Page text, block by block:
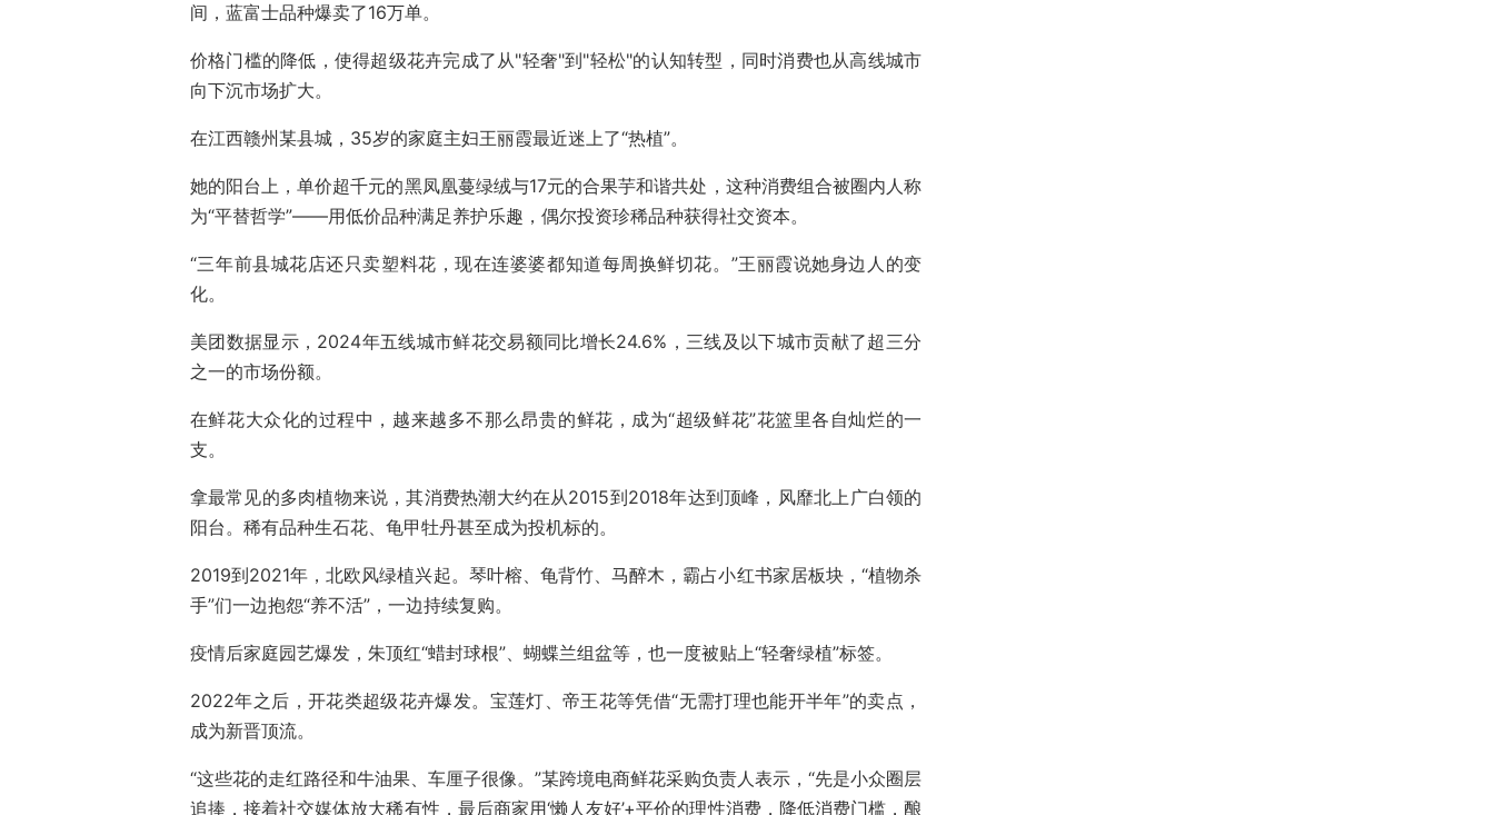
间，蓝富士品种爆卖了16万单。
价格门槛的降低，使得超级花卉完成了从"轻奢"到"轻松"的认知转型，同时消费也从高线城市
向下沉市场扩大。
在江西赣州某县城，35岁的家庭主妇王丽霞最近迷上了“热植”。
她的阳台上，单价超千元的黑凤凰蔓绿绒与17元的合果芋和谐共处，这种消费组合被圈内人称
为“平替哲学”——用低价品种满足养护乐趣，偶尔投资珍稀品种获得社交资本。
“三年前县城花店还只卖塑料花，现在连婆婆都知道每周换鲜切花。”王丽霞说她身边人的变
化。
美团数据显示，2024年五线城市鲜花交易额同比增长24.6%，三线及以下城市贡献了超三分
之一的市场份额。
在鲜花大众化的过程中，越来越多不那么昂贵的鲜花，成为“超级鲜花”花篮里各自灿烂的一
支。
拿最常见的多肉植物来说，其消费热潮大约在从2015到2018年‌达到顶峰，风靡北上广白领的
阳台。稀有品种生石花、龟甲牡丹甚至成为投机标的。
‌2019到2021年，北欧风绿植兴起。琴叶榕、龟背竹、马醉木，霸占小红书家居板块，“植物杀
手”们一边抱怨“养不活”，一边持续复购。
疫情后家庭园艺爆发，朱顶红“蜡封球根”、蝴蝶兰组盆等，也一度被贴上“轻奢绿植”标签。‌
2022年之后‌，开花类超级花卉爆发。宝莲灯、帝王花等凭借“无需打理也能开半年”的卖点，
成为新晋顶流。
“这些花的走红路径和牛油果、车厘子很像。”某跨境电商鲜花采购负责人表示，“先是小众圈层
追捧，接着社交媒体放大稀有性，最后商家用‘懒人友好’+平价的理性消费，降低消费门槛，酿